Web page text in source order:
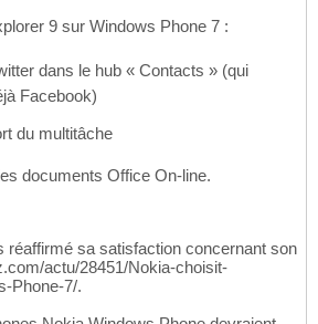
9 sur Windows Phone 7 :
dans le hub « Contacts » (qui
Facebook)
du multitâche
documents Office On-line.
réaffirmé sa satisfaction concernant son
actu/28451/Nokia-choisit-
Phone-7/.